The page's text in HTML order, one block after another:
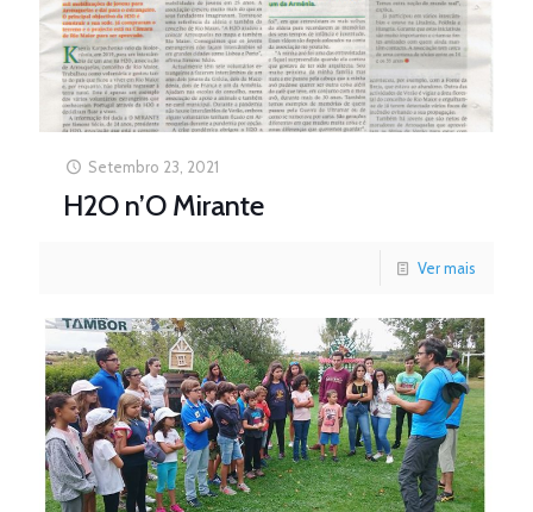
Setembro 23, 2021
H2O n’O Mirante
Ver mais